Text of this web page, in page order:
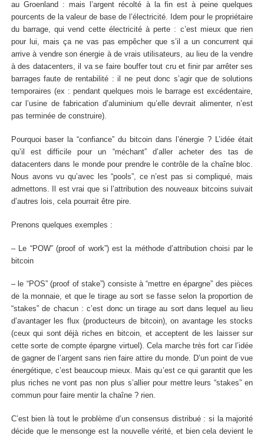
au Groenland : mais l’argent récolté à la fin est à peine quelques
pourcents de la valeur de base de l’électricité. Idem pour le propriétaire
du barrage, qui vend cette électricité à perte : c’est mieux que rien
pour lui, mais ça ne vas pas empêcher que s’il a un concurrent qui
arrive à vendre son énergie à de vrais utilisateurs, au lieu de la vendre
à des datacenters, il va se faire bouffer tout cru et finir par arrêter ses
barrages faute de rentabilité : il ne peut donc s’agir que de solutions
temporaires (ex : pendant quelques mois le barrage est excédentaire,
car l’usine de fabrication d’aluminium qu’elle devrait alimenter, n’est
pas terminée de construire).
Pourquoi baser la “confiance” du bitcoin dans l’énergie ? L’idée était
qu’il est difficile pour un “méchant” d’aller acheter des tas de
datacenters dans le monde pour prendre le contrôle de la chaîne bloc.
Nous avons vu qu’avec les “pools”, ce n’est pas si compliqué, mais
admettons. Il est vrai que si l’attribution des nouveaux bitcoins suivait
d’autres lois, cela pourrait être pire.
Prenons quelques exemples :
– Le “POW” (proof of work”) est la méthode d’attribution choisi par le
bitcoin
– le “POS” (proof of stake”) consiste à “mettre en épargne” des pièces
de la monnaie, et que le tirage au sort se fasse selon la proportion de
“stakes” de chacun : c’est donc un tirage au sort dans lequel au lieu
d’avantager les flux (producteurs de bitcoin), on avantage les stocks
(ceux qui sont déjà riches en bitcoin, et acceptent de les laisser sur
cette sorte de compte épargne virtuel). Cela marche très fort car l’idée
de gagner de l’argent sans rien faire attire du monde. D’un point de vue
énergétique, c’est beaucoup mieux. Mais qu’est ce qui garantit que les
plus riches ne vont pas non plus s’allier pour mettre leurs “stakes” en
commun pour faire mentir la chaîne ? rien.
C’est bien là tout le problème d’un consensus distribué : si la majorité
décide que le mensonge est la nouvelle vérité, et bien cela devient le